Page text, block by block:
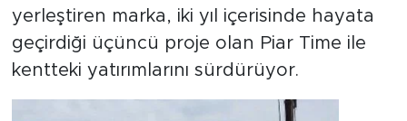
yerleştiren marka, iki yıl içerisinde hayata
geçirdiği üçüncü proje olan Piar Time ile
kentteki yatırımlarını sürdürüyor.